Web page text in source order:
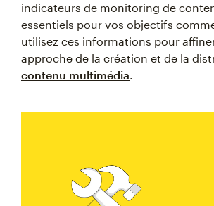
indicateurs de monitoring de
essentiels pour vos objectifs
utilisez ces informations pour
approche de la création et de la
contenu multimédia.